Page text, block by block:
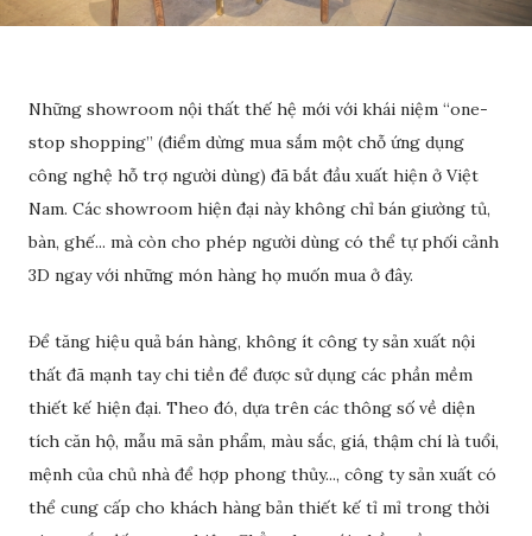
Những showroom nội thất thế hệ mới với khái niệm “one-
stop shopping” (điểm dừng mua sắm một chỗ ứng dụng
công nghệ hỗ trợ người dùng) đã bắt đầu xuất hiện ở Việt
Nam. Các showroom hiện đại này không chỉ bán giường tủ,
bàn, ghế... mà còn cho phép người dùng có thể tự phối cảnh
3D ngay với những món hàng họ muốn mua ở đây.
Để tăng hiệu quả bán hàng, không ít công ty sản xuất nội
thất đã mạnh tay chi tiền để được sử dụng các phần mềm
thiết kế hiện đại. Theo đó, dựa trên các thông số về diện
tích căn hộ, mẫu mã sản phẩm, màu sắc, giá, thậm chí là tuổi,
mệnh của chủ nhà để hợp phong thủy..., công ty sản xuất có
thể cung cấp cho khách hàng bản thiết kế tỉ mỉ trong thời